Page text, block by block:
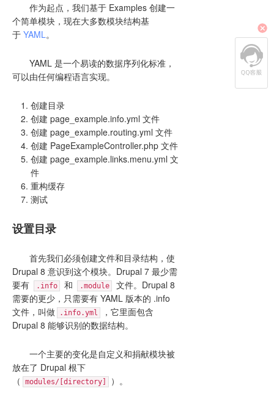
作为起点，我们基于 Examples 创建一
个简单模块，现在大多数模块结构基
于 YAML。
YAML 是一个易读的数据序列化标准，
可以由任何编程语言实现。
创建目录
创建 page_example.info.yml 文件
创建 page_example.routing.yml 文件
创建 PageExampleController.php 文件
创建 page_example.links.menu.yml 文
件
重构缓存
测试
设置目录
首先我们必须创建文件和目录结构，使
Drupal 8 意识到这个模块。Drupal 7 最少需
要有
.info 和 .module
文件。Drupal 8
需要的更少，只需要有 YAML 版本的 .info
文件，叫做
.info.yml
，它里面包含
Drupal 8 能够识别的数据结构。
一个主要的变化是自定义和捐献模块被
放在了 Drupal 根下
（
modules/[directory] ）。